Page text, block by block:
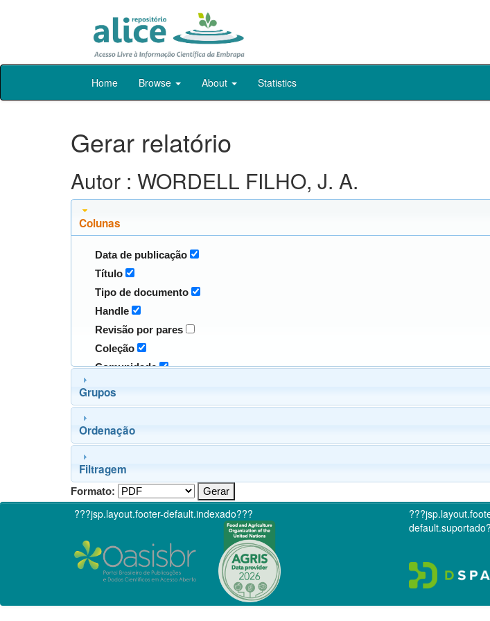
Skip
Home Browse About Statistics
Gerar relatório
Autor : WORDELL FILHO, J. A.
Colunas
Data de publicação
Título
Tipo de documento
Handle
Revisão por pares
Coleção
Comunidade
Grupos
Ordenação
Filtragem
Formato:
???jsp.layout.footer-default.indexado???